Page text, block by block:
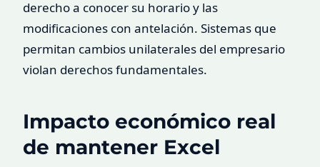
derecho a conocer su horario y las
modificaciones con antelación. Sistemas que
permitan cambios unilaterales del empresario
violan derechos fundamentales.
Impacto económico real
de mantener Excel